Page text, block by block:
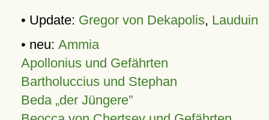
• Update: Gregor von Dekapolis, Lauduin
• neu: Ammia
Apollonius und Gefährten
Bartholuccius und Stephan
Beda „der Jüngere”